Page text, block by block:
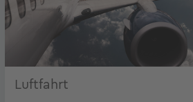
Luftfahrt